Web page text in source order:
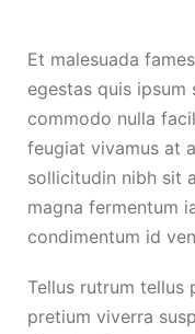
Et malesuada
egestas quis ipsum
commodo nulla
feugiat vivamus at
sollicitudin nibh sit
magna fermentum
condimentum id
Tellus rutrum
pretium viverra